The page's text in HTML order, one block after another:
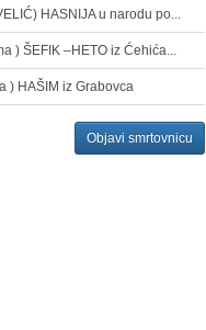
HASNIJA u narodu po...
) ŠEFIK –HETO iz Ćehića...
) HAŠIM iz Grabovca
Objavi smrtovnicu